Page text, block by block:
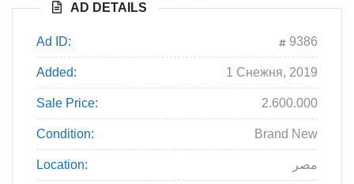
AD DETAILS
Ad ID: 9386
Added: 1 Снежня, 2019
Sale Price: 2.600.000
Condition: Brand New
Location: مصر